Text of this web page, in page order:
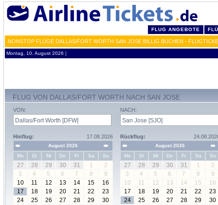
FLUG ANGEBOTE
NONSTOP FLÜGE DALLAS/FORT WORTH SAN JOSE BILLIG BUCHEN -
Montag, 10. August 2026 ¦
FLUG VON DALLAS/FORT WORTH NACH SAN JOSE
VON:
Hinflug: 17.08.2026
August 2026
Mo
Di Mi Do Fr Sa So
27 28 29 30 31 1
2
3
4 5 6 7 8
9
10
11 12 13 14 15
16
17
18 19 20 21 22
23
24
25 26 27 28 29
30
NACH:
Rückflug:
August 2026
Mo
Di Mi Do Fr Sa So
27 28 29 30 31 1
2
3
4 5 6 7 8
9
10
11 12 13 14 15
16
17
18 19 20 21 22
23
24
25 26 27 28 29
30